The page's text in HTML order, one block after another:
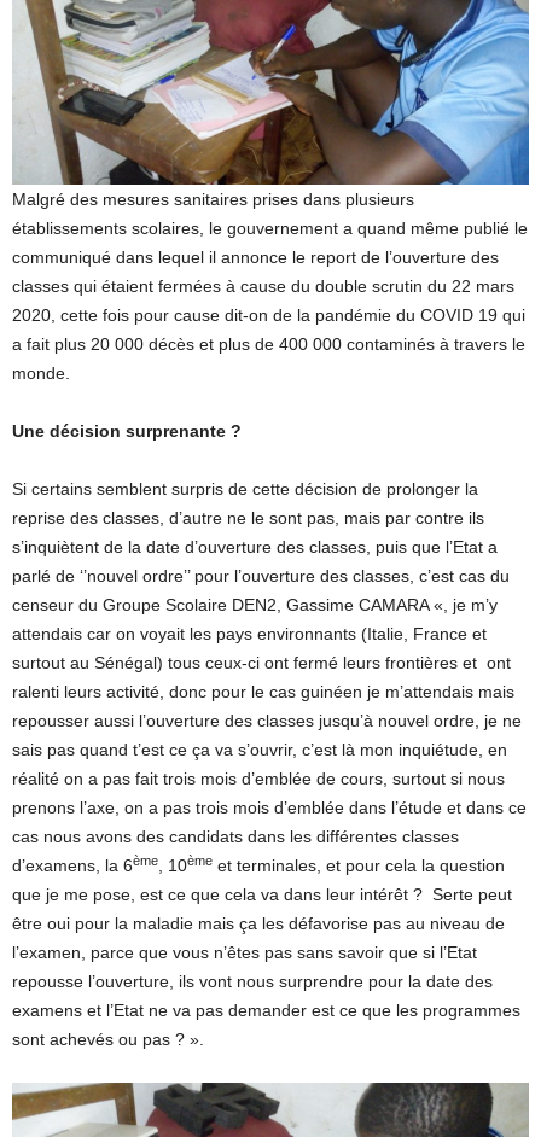
Malgré des mesures sanitaires prises dans plusieurs
établissements scolaires, le gouvernement a quand même publié le
communiqué dans lequel il annonce le report de l’ouverture des
classes qui étaient fermées à cause du double scrutin du 22 mars
2020, cette fois pour cause dit-on de la pandémie du COVID 19 qui
a fait plus 20 000 décès et plus de 400 000 contaminés à travers le
monde.
Une décision surprenante ?
Si certains semblent surpris de cette décision de prolonger la
reprise des classes, d’autre ne le sont pas, mais par contre ils
s’inquiètent de la date d’ouverture des classes, puis que l’Etat a
parlé de ‘’nouvel ordre’’ pour l’ouverture des classes, c’est cas du
censeur du Groupe Scolaire DEN2, Gassime CAMARA «, je m’y
attendais car on voyait les pays environnants (Italie, France et
surtout au Sénégal) tous ceux-ci ont fermé leurs frontières et ont
ralenti leurs activité, donc pour le cas guinéen je m’attendais mais
repousser aussi l’ouverture des classes jusqu’à nouvel ordre, je ne
sais pas quand t’est ce ça va s’ouvrir, c’est là mon inquiétude, en
réalité on a pas fait trois mois d’emblée de cours, surtout si nous
prenons l’axe, on a pas trois mois d’emblée dans l’étude et dans ce
cas nous avons des candidats dans les différentes classes
d’examens, la 6ème , 10ème et terminales, et pour cela la question
que je me pose, est ce que cela va dans leur intérêt ? Serte peut
être oui pour la maladie mais ça les défavorise pas au niveau de
l’examen, parce que vous n’êtes pas sans savoir que si l’Etat
repousse l’ouverture, ils vont nous surprendre pour la date des
examens et l’Etat ne va pas demander est ce que les programmes
sont achevés ou pas ? ».